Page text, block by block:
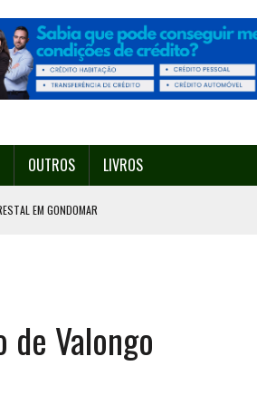
OUTROS LIVROS
EM GONDOMAR
14 A 17 DE AGOSTO
Valongo